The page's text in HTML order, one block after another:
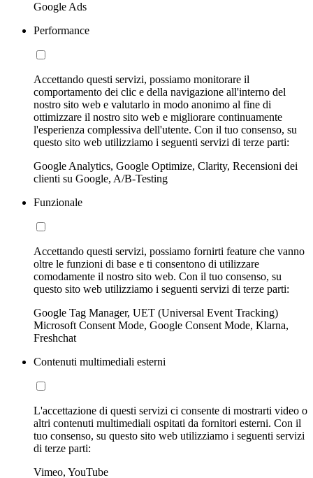
Google Ads
Performance
Accettando questi servizi, possiamo monitorare il
comportamento dei clic e della navigazione all'interno del
nostro sito web e valutarlo in modo anonimo al fine di
ottimizzare il nostro sito web e migliorare continuamente
l'esperienza complessiva dell'utente. Con il tuo consenso, su
questo sito web utilizziamo i seguenti servizi di terze parti:
Google Analytics, Google Optimize, Clarity, Recensioni dei
clienti su Google, A/B-Testing
Funzionale
Accettando questi servizi, possiamo fornirti feature che vanno
oltre le funzioni di base e ti consentono di utilizzare
comodamente il nostro sito web. Con il tuo consenso, su
questo sito web utilizziamo i seguenti servizi di terze parti:
Google Tag Manager, UET (Universal Event Tracking)
Microsoft Consent Mode, Google Consent Mode, Klarna,
Freshchat
Contenuti multimediali esterni
L'accettazione di questi servizi ci consente di mostrarti video o
altri contenuti multimediali ospitati da fornitori esterni. Con il
tuo consenso, su questo sito web utilizziamo i seguenti servizi
di terze parti:
Vimeo, YouTube